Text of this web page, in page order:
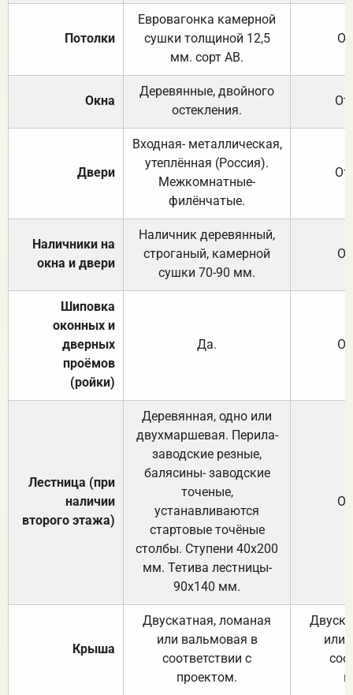
Потолки
Евровагонка камерной
сушки толщиной 12,5
мм. сорт АВ.
Окна
Деревянные, двойного
остекления.
Двери
Входная- металлическая,
утеплённая (Россия).
Межкомнатные-
филёнчатые.
Наличники на
окна и двери
Наличник деревянный,
строганый, камерной
сушки 70-90 мм.
Шиповка
оконных и
дверных
проёмов
(ройки)
Да.
Лестница (при
наличии
второго этажа)
Деревянная, одно или
двухмаршевая. Перила-
заводские резные,
балясины- заводские
точеные,
устанавливаются
стартовые точёные
столбы. Ступени 40х200
мм. Тетива лестницы-
90х140 мм.
Крыша
Двускатная, ломаная
или вальмовая в
соответствии с
проектом.
или